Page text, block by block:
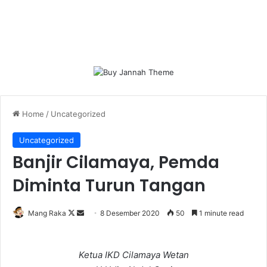
Home / Uncategorized
Uncategorized
Banjir Cilamaya, Pemda
Diminta Turun Tangan
Mang Raka
Follow
Send8 Desember 2020 50 1 minute read
Ketua IKD Cilamaya Wetan